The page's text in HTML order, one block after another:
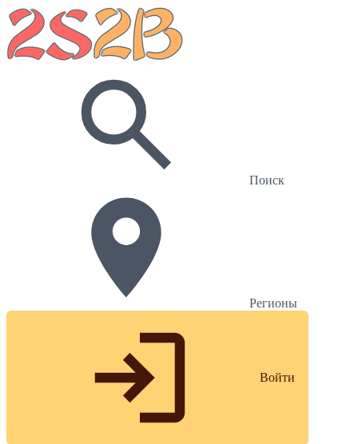
Поиск
Регионы
Войти